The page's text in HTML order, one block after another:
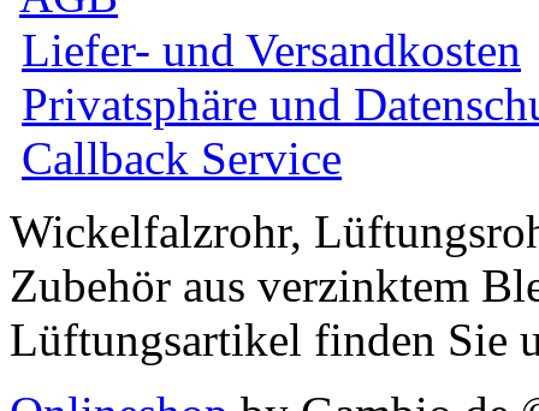
Liefer- und Versandkosten
Privatsphäre und
Callback Service
Wickelfalzrohr,
Zubehör aus verzinktem
Lüftungsartikel finden Sie